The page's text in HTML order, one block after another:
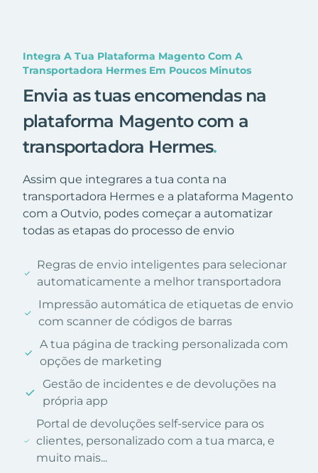
Integra A Tua Plataforma Magento Com A
Transportadora Hermes Em Poucos Minutos
Envia as tuas encomendas na
plataforma Magento com a
transportadora Hermes.
Assim que integrares a tua conta na
transportadora Hermes e a plataforma Magento
com a Outvio, podes começar a automatizar
todas as etapas do processo de envio
Regras de envio inteligentes para selecionar
automaticamente a melhor transportadora
Impressão automática de etiquetas de envio
com scanner de códigos de barras
A tua página de tracking personalizada com
opções de marketing
Gestão de incidentes e de devoluções na
própria app
Portal de devoluções self-service para os
clientes, personalizado com a tua marca, e
muito mais...